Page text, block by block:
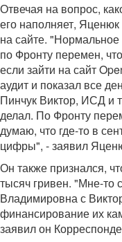
Отвечая на вопрос,
его наполняет,
на сайте.
по Фронту перемен,
если зайти на сайт
аудит и показал все
Пинчук Виктор, ИСД и
делал. По Фронту
думаю, что где-то в
цифры", - заявил
Он также признался,
тысяч гривен. "Мне-то
Владимировна с
финансирование их
заявил он